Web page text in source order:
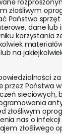
złośliwym
Państwa
dane lub
korzystania
na
przez Państwa
sieciowych,
złośliwym
nas o
złośliwego